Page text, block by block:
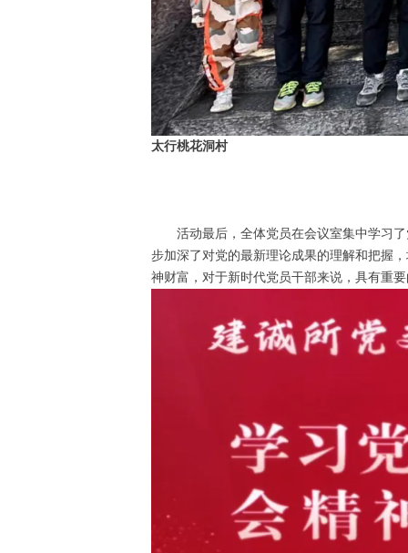
太行桃花洞村
活动最后，全体党员在会议室集中学习
步加深了对党的最新理论成果的理解和把握
神财富，对于新时代党员干部来说，具有重